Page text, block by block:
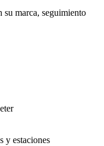
su marca, seguimiento
y estaciones